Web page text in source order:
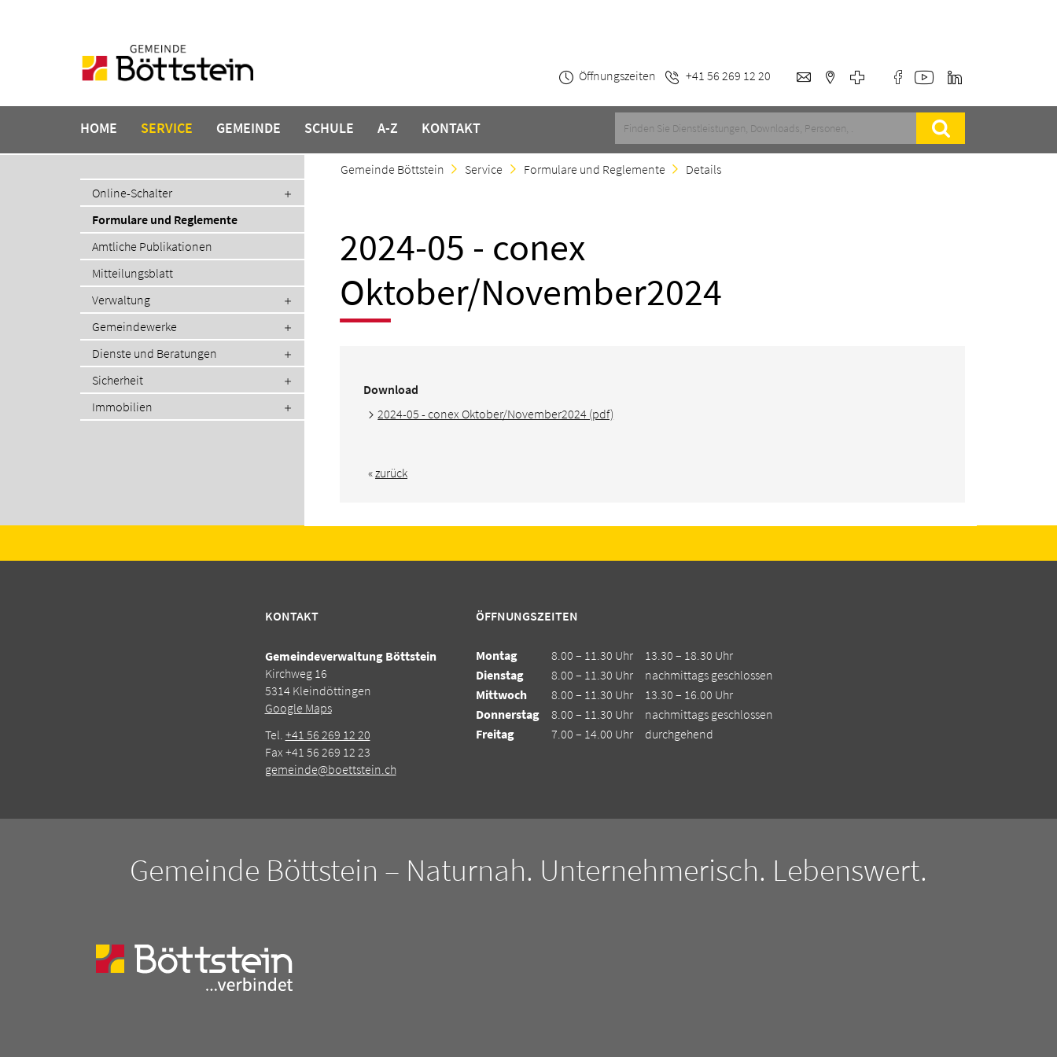
Öffnungszeiten +41 56 269 12 20
überspringen
HOME SERVICE GEMEINDE SCHULE A-Z KONTAKT
Navigation
überspringen
Online-Schalter
Formulare und Reglemente
Amtliche Publikationen
Mitteilungsblatt
Verwaltung
Gemeindewerke
Dienste und Beratungen
Sicherheit
Immobilien
Gemeinde Böttstein Service Formulare und Reglemente Details
2024-05 - conex
Oktober/November2024
Download
2024-05 - conex Oktober/November2024 (pdf)
«zurück
KONTAKT
Gemeindeverwaltung Böttstein
Kirchweg 16
5314 Kleindöttingen
Google Maps
Tel. +41 56 269 12 20
Fax +41 56 269 12 23
gemeinde@boettstein.ch
ÖFFNUNGSZEITEN
Montag 8.00 – 11.30 Uhr
13.30 – 18.30 Uhr
Dienstag
8.00 – 11.30 Uhr
nachmittags geschlossen
Mittwoch
8.00 – 11.30 Uhr
13.30 – 16.00 Uhr
Donnerstag
8.00 – 11.30 Uhr
nachmittags geschlossen
Freitag
7.00 – 14.00 Uhr durchgehend
Gemeinde Böttstein – Naturnah. Unternehmerisch. Lebenswert.